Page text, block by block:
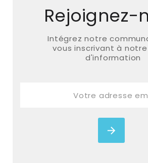
Rejoignez-
Intégrez notre
vous inscrivant à
d'information